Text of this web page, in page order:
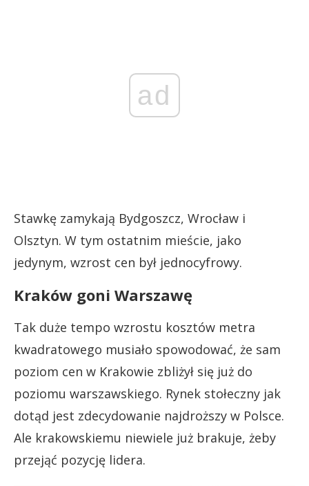
ad
Stawkę zamykają Bydgoszcz, Wrocław i
Olsztyn. W tym ostatnim mieście, jako
jedynym, wzrost cen był jednocyfrowy.
Kraków goni Warszawę
Tak duże tempo wzrostu kosztów metra
kwadratowego musiało spowodować, że sam
poziom cen w Krakowie zbliżył się już do
poziomu warszawskiego. Rynek stołeczny jak
dotąd jest zdecydowanie najdroższy w Polsce.
Ale krakowskiemu niewiele już brakuje, żeby
przejąć pozycję lidera.